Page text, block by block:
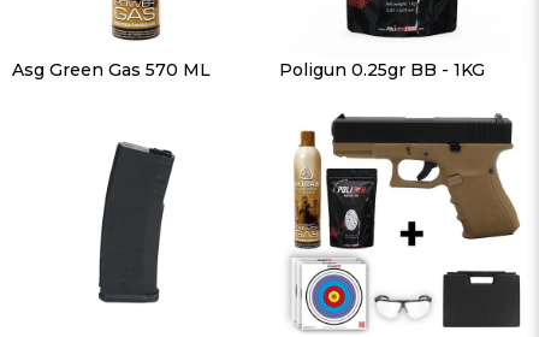
Asg Green Gas 570 ML Poligun 0.25gr BB - 1KG